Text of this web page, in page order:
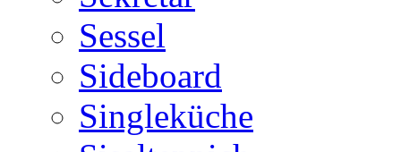
Sessel
Sideboard
Singleküche